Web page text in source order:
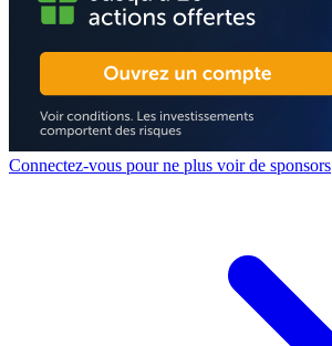
Connectez-vous pour ne plus voir de sponsors